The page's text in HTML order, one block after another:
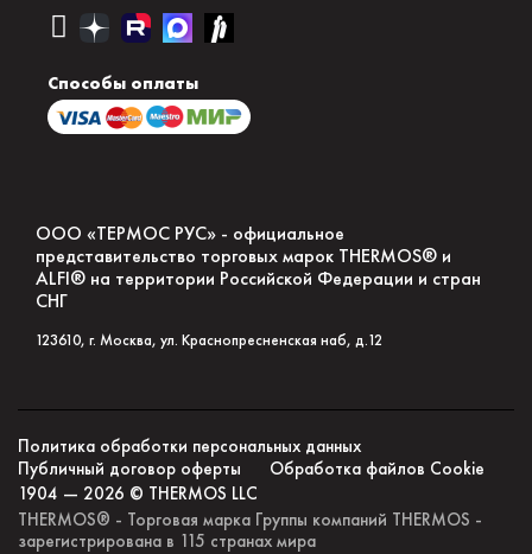
Способы оплаты
ООО «ТЕРМОС РУС» - официальное
представительство торговых марок THERMOS® и
ALFI® на территории Российской Федерации и стран
СНГ
123610, г. Москва, ул. Краснопресненская наб, д.12
Политика обработки персональных данных
Публичный договор оферты
Обработка файлов Сookie
1904 — 2026 © THERMOS LLC
THERMOS® - Торговая марка Группы компаний THERMOS -
зарегистрирована в 115 странах мира